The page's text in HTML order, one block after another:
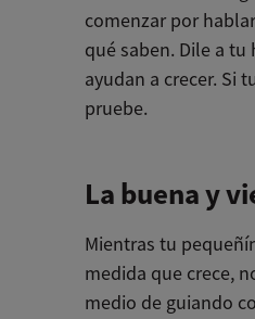
comenzar por
qué saben. Dile a
ayudan a crecer. Si
pruebe.
La buena y
Mientras tu
medida que crece,
medio de guiando